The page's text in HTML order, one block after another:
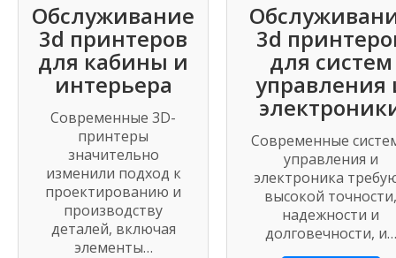
Обслуживание
3d принтеров
для кабины и
интерьера
Современные 3D-
принтеры
значительно
изменили подход к
проектированию и
производству
деталей, включая
элементы…
3d
для систем
управления
Современные
управления и
электроника
высокой точности,
надежности и
долговечности, и…